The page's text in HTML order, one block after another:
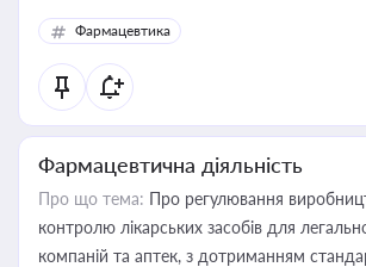
Фармацевтика
Фармацевтична діяльність
Про що тема: Про регулювання
контролю лікарських засобів для
компаній та аптек, з дотриманням